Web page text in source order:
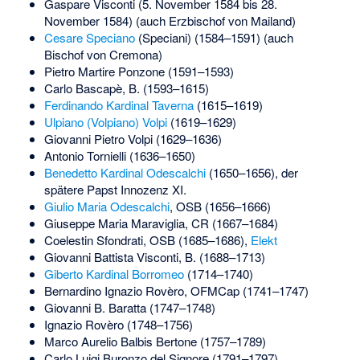
Gaspare Visconti (5. November 1584 bis 28.
November 1584) (auch Erzbischof von Mailand)
Cesare Speciano(Speciani) (1584–1591) (auch
Bischof von Cremona)
Pietro Martire Ponzone (1591–1593)
Carlo Bascapè, B. (1593–1615)
Ferdinando Kardinal Taverna(1615–1619)
Ulpiano (Volpiano) Volpi(1619–1629)
Giovanni Pietro Volpi(1629–1636)
Antonio Tornielli(1636–1650)
Benedetto Kardinal Odescalchi(1650–1656), der
spätere Papst Innozenz XI.
Giulio Maria Odescalchi, OSB (1656–1666)
Giuseppe Maria Maraviglia, CR (1667–1684)
Coelestin Sfondrati, OSB (1685–1686), Elekt
Giovanni Battista Visconti, B. (1688–1713)
Giberto Kardinal Borromeo(1714–1740)
Bernardino Ignazio Rovèro, OFMCap (1741–1747)
Giovanni B. Baratta (1747–1748)
Ignazio Rovèro (1748–1756)
Marco Aurelio Balbis Bertone (1757–1789)